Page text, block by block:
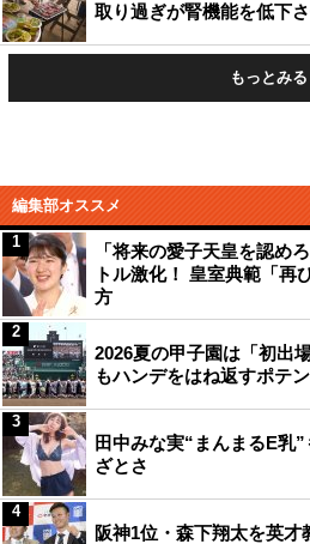
取り過ぎが腎機能を低下
もっとみる
編集部オススメ
「将来の愛子天皇を認め
トル激化！ 皇室典範「再
方
1
2026夏の甲子園は「初出
もハンデをはね返すポテ
2
田中みな実“まんまるE乳
ざとさ
3
阪神1位・森下翔太を英
4